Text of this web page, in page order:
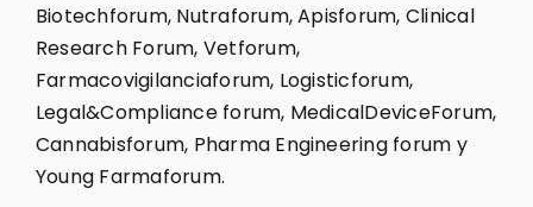
Biotechforum, Nutraforum, Apisforum, Clinical
Research Forum, Vetforum,
Farmacovigilanciaforum, Logisticforum,
Legal&Compliance forum, MedicalDeviceForum,
Cannabisforum, Pharma Engineering forum y
Young Farmaforum.